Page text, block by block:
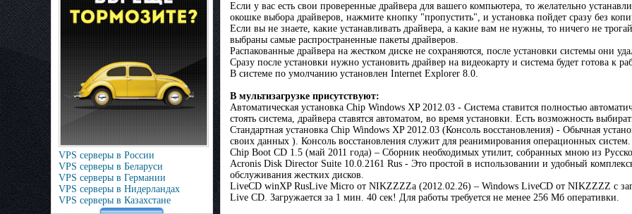
VPS серверы в России
VPS серверы в Беларуси
VPS серверы в Германии
VPS серверы в Нидерландах
VPS серверы в Казахстане
Если у вас есть свои проверенные драйвера для вашего компьютера, то желательно
окошке выбора драйверов, нажмите кнопку "пропустить", и установка пойдет сразу без
Если вы не знаете, какие устанавливать драйвера, а какие вам не нужны, то ничего не
выбраны самые распространенные пакеты драйверов.
Распакованные драйвера на жестком диске не сохраняются, после установки системы они
Сразу после установки нужно установить драйвер на видеокарту и система будет готова к
В системе по умолчанию установлен Internet Explorer 8.0.
В мультизагрузке присутствуют:
Автоматическая установка Chip Windows XP 2012.03 - Система ставится полностью
стоять система, драйвера ставятся автоматом, во время установки. Есть возможность
Стандартная установка Chip Windows XP 2012.03 (Консоль восстановления) - Обычная
своих данных ). Консоль восстановления служит для реанимирования операционных систем.
Chip Boot CD 1.5 (май 2011 года) – Сборник необходимых утилит, собранных мною из
Acronis Disk Director Suite 10.0.2161 Rus - Это простой в использовании и удобный
обслуживания жестких дисков.
LiveCD winXP RusLive Micro от NIKZZZZa (2012.02.26) – Windows LiveCD от NIKZZZZ с
Live CD. Загружается за 1 мин. 40 сек! Для работы требуется не менее 256 Мб оперативки.